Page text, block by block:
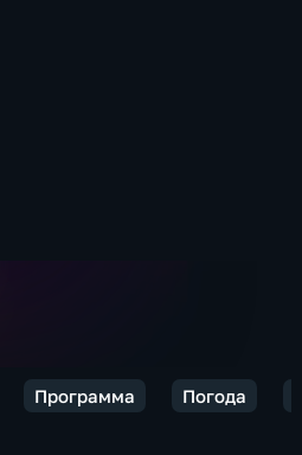
Программа Погода